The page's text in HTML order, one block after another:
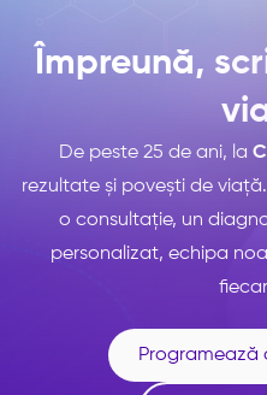
Împreună,
De peste 25 de ani, la
rezultate și povești de
o consultație, un
personalizat, echipa
Programează